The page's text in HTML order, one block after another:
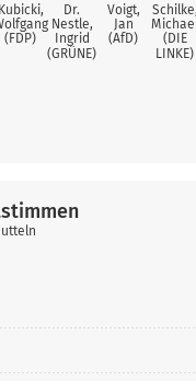
Kubicki,
(FDP)
Dr.
Nestle,
Ingrid
(GRÜNE)
Voigt,
Jan
(AfD)
Schilke,
(DIE
LINKE)